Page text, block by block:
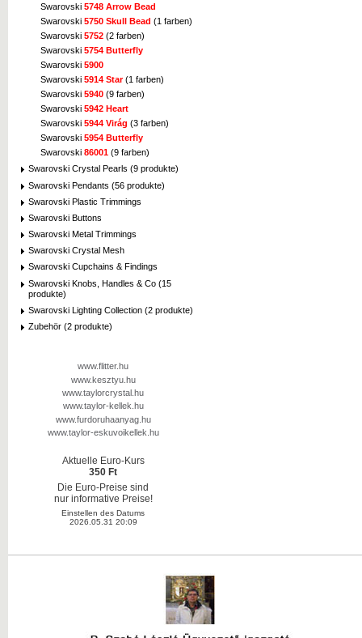
Swarovski 5748 Arrow Bead
Swarovski 5750 Skull Bead (1 farben)
Swarovski 5752 (2 farben)
Swarovski 5754 Butterfly
Swarovski 5900
Swarovski 5914 Star(1 farben)
Swarovski 5940 (9 farben)
Swarovski 5942 Heart
Swarovski 5944 Virág (3 farben)
Swarovski 5954 Butterfly
Swarovski 86001 (9 farben)
Swarovski Crystal Pearls (9 produkte)
Swarovski Pendants (56 produkte)
Swarovski Plastic Trimmings
Swarovski Buttons
Swarovski Metal Trimmings
Swarovski Crystal Mesh
Swarovski Cupchains & Findings
Swarovski Knobs, Handles & Co (15
produkte)
Swarovski Lighting Collection (2 produkte)
Zubehör (2 produkte)
www.flitter.hu
www.kesztyu.hu
www.taylorcrystal.hu
www.taylor-kellek.hu
www.furdoruhaanyag.hu
www.taylor-eskuvoikellek.hu
Aktuelle Euro-Kurs
350 Ft
Die Euro-Preise sind
nur informative Preise!
Einstellen des Datums
2026.05.31 20:09